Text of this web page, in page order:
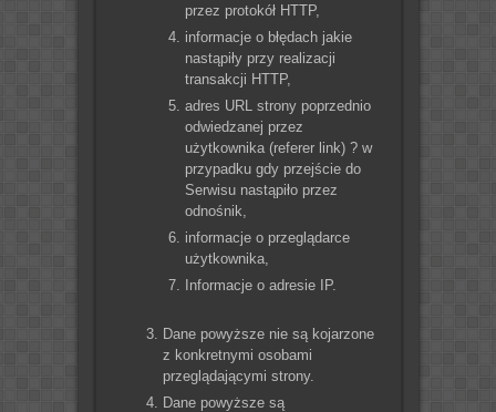
przez protokół HTTP,
informacje o błędach jakie
nastąpiły przy realizacji
transakcji HTTP,
adres URL strony poprzednio
odwiedzanej przez
użytkownika (referer link) ? w
przypadku gdy przejście do
Serwisu nastąpiło przez
odnośnik,
informacje o przeglądarce
użytkownika,
Informacje o adresie IP.
Dane powyższe nie są kojarzone
z konkretnymi osobami
przeglądającymi strony.
Dane powyższe są